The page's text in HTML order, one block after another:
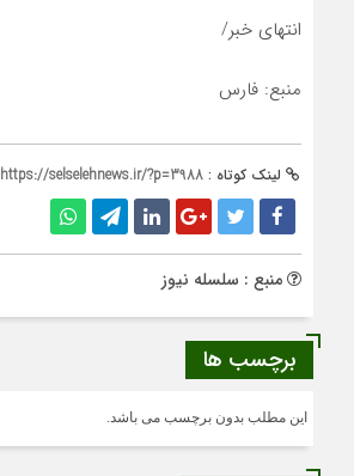
انتهای خبر/
منبع: فارس
لینک کوتاه : https://selselehnews.ir/?p=3988
منبع : سلسله نیوز
برچسب ها
این مطلب بدون برچسب می باشد.